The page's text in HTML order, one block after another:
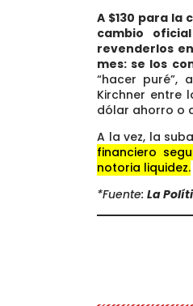
A $130 para
cambio
revenderlos
mes: se los
“hacer puré”,
Kirchner entre
dólar ahorro o
A la vez, la
financiero
notoria liquidez.
*Fuente: La